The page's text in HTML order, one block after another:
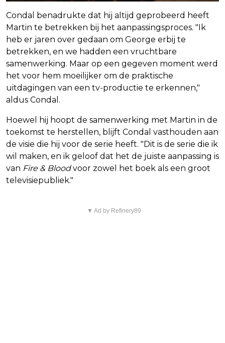
Condal benadrukte dat hij altijd geprobeerd heeft
Martin te betrekken bij het aanpassingsproces. "Ik
heb er jaren over gedaan om George erbij te
betrekken, en we hadden een vruchtbare
samenwerking. Maar op een gegeven moment werd
het voor hem moeilijker om de praktische
uitdagingen van een tv-productie te erkennen,"
aldus Condal.
Hoewel hij hoopt de samenwerking met Martin in de
toekomst te herstellen, blijft Condal vasthouden aan
de visie die hij voor de serie heeft. "Dit is de serie die ik
wil maken, en ik geloof dat het de juiste aanpassing is
van Fire & Bloodvoor zowel het boek als een groot
televisiepubliek."
▼ Ad by Refinery89